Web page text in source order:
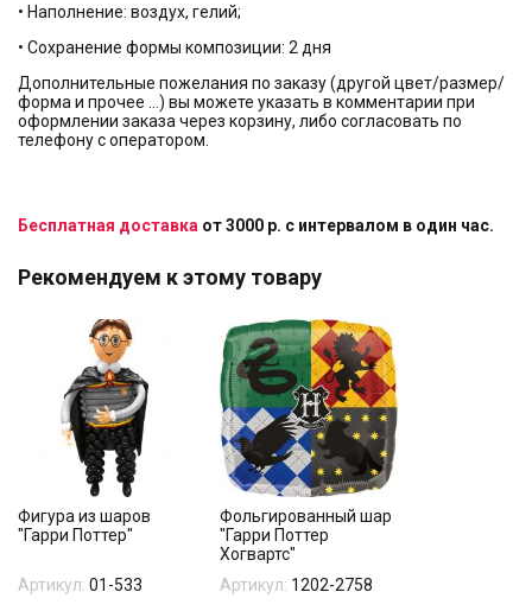
• Наполнение: воздух, гелий;
• Сохранение формы композиции: 2 дня
Дополнительные пожелания по заказу (другой цвет/размер/
форма и прочее …) вы можете указать в комментарии при
оформлении заказа через корзину, либо согласовать по
телефону с оператором.
Бесплатная доставка от 3000 р. с интервалом в один час.
Рекомендуем к этому товару
Фигура из шаров
"Гарри Поттер"
Артикул: 01-533
Фольгированный шар
"Гарри Поттер
Хогвартс"
Артикул: 1202-2758